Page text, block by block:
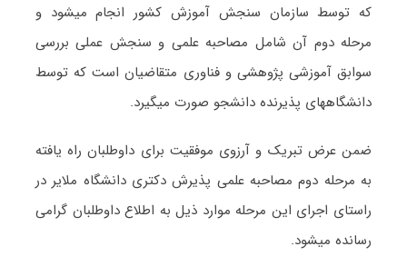
که توسط سازمان سنجش آموزش کشور انجام میشود و
مرحله دوم آن شامل مصاحبه علمی و سنجش عملی بررسی
سوابق آموزشی پژوهشی و فناوری متقاضیان است که توسط
دانشگاههای پذیرنده دانشجو صورت میگیرد.
ضمن عرض تبریک و آرزوی موفقیت برای داوطلبان راه یافته
به مرحله دوم مصاحبه علمی پذیرش دکتری دانشگاه ملایر در
راستای اجرای این مرحله موارد ذیل به اطلاع داوطلبان گرامی
رسانده میشود.